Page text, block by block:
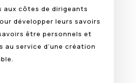
aux côtes de dirigeants
développer leurs savoirs
être personnels et
au service d’une création